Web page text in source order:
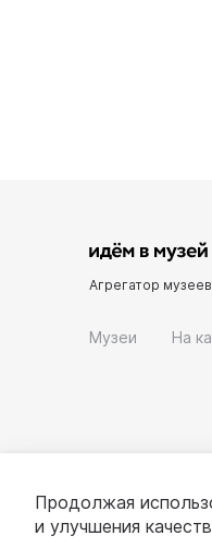
Агрегатор
Музеи На
Продолжая
и улучшения